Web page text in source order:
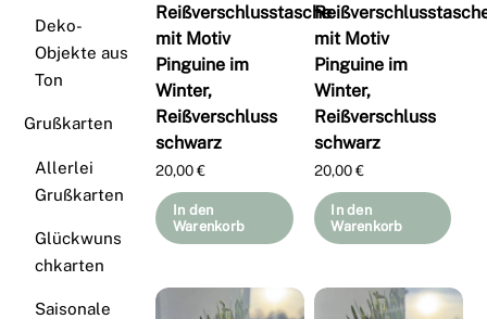
Reißverschlusstasche
mit Motiv
Pinguine im
Winter,
Reißverschluss
schwarz
20,00€
In den
Warenkorb
mit Motiv
Pinguine im
Winter,
Reißverschluss
schwarz
20,00€
In den
Warenkorb
Deko-
Objekte aus
Ton
Grußkarten
Allerlei
Grußkarten
Glückwuns
chkarten
Saisonale